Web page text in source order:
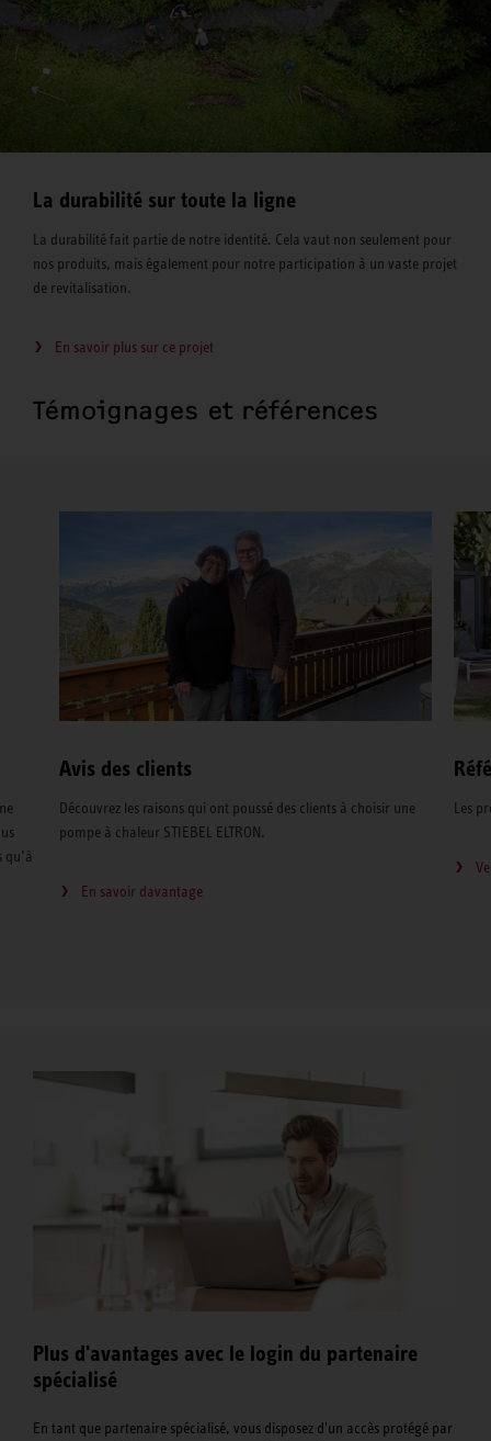
La durabilité sur toute la ligne
La durabilité fait partie de notre identité. Cela vaut non seulement pour
nos produits, mais également pour notre participation à un vaste projet
de revitalisation.
En savoir plus sur ce projet
Témoignages et références
Avis des clients
Découvrez les raisons qui ont poussé des clients à choisir une
pompe à chaleur STIEBEL ELTRON.
En savoir davantage
Les
Plus d'avantages avec le login du partenaire
spécialisé
En tant que partenaire spécialisé, vous disposez d'un accès protégé par